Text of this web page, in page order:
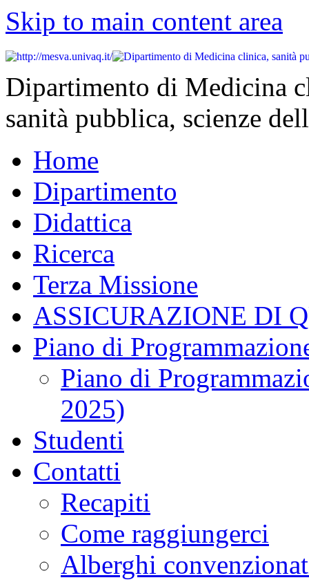
Skip to main content area
Dipartimento di Medicina
sanità pubblica, scienze
Home
Dipartimento
Didattica
Ricerca
Terza Missione
ASSICURAZIONE DI
Piano di
Piano di
2025)
Studenti
Contatti
Recapiti
Come raggiungerci
Alberghi